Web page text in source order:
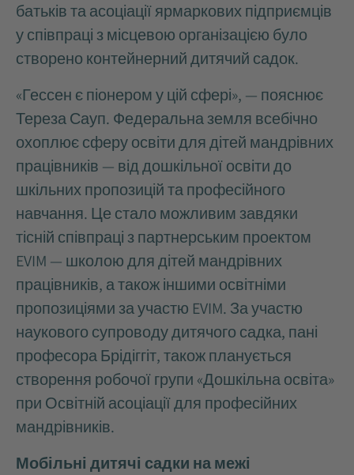
батьків та асоціації ярмаркових підприємців
у співпраці з місцевою організацією було
створено контейнерний дитячий садок.
«Гессен є піонером у цій сфері», — пояснює
Тереза Сауп. Федеральна земля всебічно
охоплює сферу освіти для дітей мандрівних
працівників — від дошкільної освіти до
шкільних пропозицій та професійного
навчання. Це стало можливим завдяки
тісній співпраці з партнерським проектом
EVIM — школою для дітей мандрівних
працівників, а також іншими освітніми
пропозиціями за участю EVIM. За участю
наукового супроводу дитячого садка, пані
професора Брідіггіт, також планується
створення робочої групи «Дошкільна освіта»
при Освітній асоціації для професійних
мандрівників.
Мобільні дитячі садки на межі